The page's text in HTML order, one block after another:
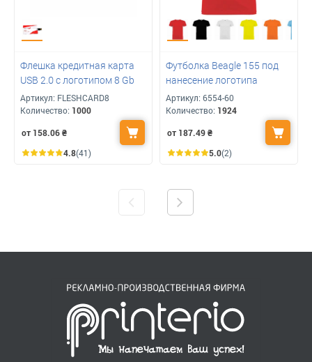
Флешка кредитная карта
USB 2.0 с логотипом 8 Gb
Артикул: FLESHCARD8
Количество: 1000
от 158.06₴
4.8(41)
Футболка Beagle 155 под
нанесение логотипа
Артикул: 6554-60
Количество: 1924
от 187.49₴
5.0(2)